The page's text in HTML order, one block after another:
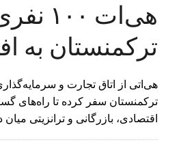
هی‌ات
ترکمنستان به
هی‌اتی از اتاق تجارت و
ترکمنستان سفر کرده تا راه‌های
اقتصادی، بازرگانی و ترانزیتی